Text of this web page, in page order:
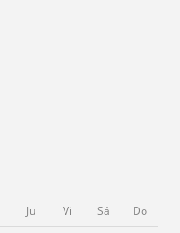
Ju Vi Sá Do